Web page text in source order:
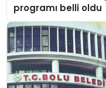
programı belli oldu